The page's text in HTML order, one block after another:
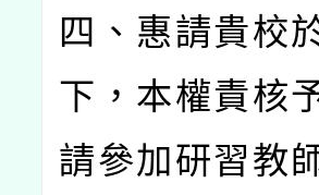
四、惠請貴校
下，本權責核
請參加研習教